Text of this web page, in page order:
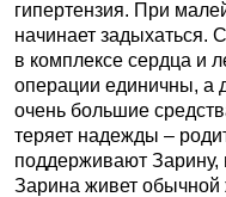
гипертензия. При
начинает задыхаться.
в комплексе сердца и
операции единичны, а
очень большие
теряет надежды –
поддерживают Зарину,
Зарина живет обычной